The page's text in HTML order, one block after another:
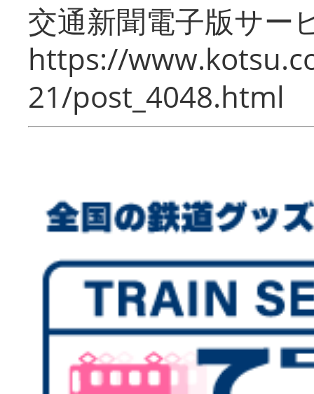
交通新聞電子版サー
https://
21/post_4048.html